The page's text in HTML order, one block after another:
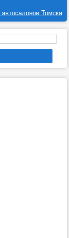
автосалонов Томска